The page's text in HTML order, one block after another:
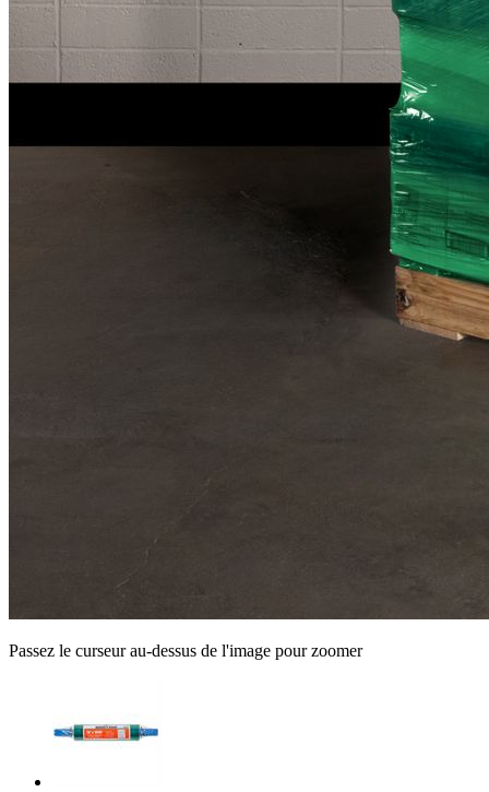
Passez le curseur au-dessus de l'image pour zoomer